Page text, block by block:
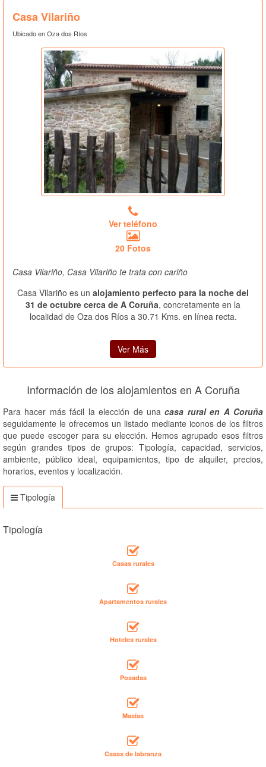
Casa Vilariño
Ubicado en Oza dos Ríos
Ver teléfono
20 Fotos
Casa Vilariño, Casa Vilariño te trata con cariño
Casa Vilariño es un alojamiento perfecto para la noche del
31 de octubre cerca de A Coruña, concretamente en la
localidad de Oza dos Ríos a 30.71 Kms. en línea recta.
Ver Más
Información de los alojamientos en A Coruña
Para hacer más fácil la elección de unacasa rural en A Coruña
seguidamente le ofrecemos un listado mediante iconos de los filtros
que puede escoger para su elección. Hemos agrupado esos filtros
según grandes tipos de grupos: Tipología, capacidad, servicios,
ambiente, público ideal, equipamientos, tipo de alquiler, precios,
horarios, eventos y localización.
Tipología
Tipología
Casas rurales
Apartamentos rurales
Hoteles rurales
Posadas
Masías
Casas de labranza